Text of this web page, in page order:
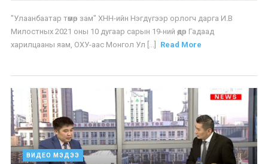
"Улаанбаатар төмөр зам" ХНН-ийн Нэгдүгээр орлогч дарга И.В
Милостных 2021 оны 10 дугаар сарын 19-ний өдөр Гадаад
харилцааны яам, ОХУ-аас Монгол Ул [...]
Read More
ВИДЕО МЭДЭЭ